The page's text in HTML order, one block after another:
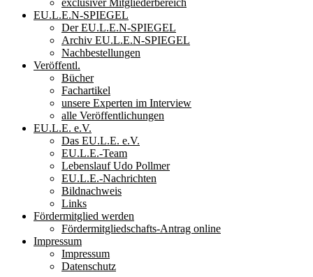
exclusiver Mitgliederbereich
EU.L.E.N-SPIEGEL
Der EU.L.E.N-SPIEGEL
Archiv EU.L.E.N-SPIEGEL
Nachbestellungen
Veröffentl.
Bücher
Fachartikel
unsere Experten im Interview
alle Veröffentlichungen
EU.L.E. e.V.
Das EU.L.E. e.V.
EU.L.E.-Team
Lebenslauf Udo Pollmer
EU.L.E.-Nachrichten
Bildnachweis
Links
Fördermitglied werden
Fördermitgliedschafts-Antrag online
Impressum
Impressum
Datenschutz